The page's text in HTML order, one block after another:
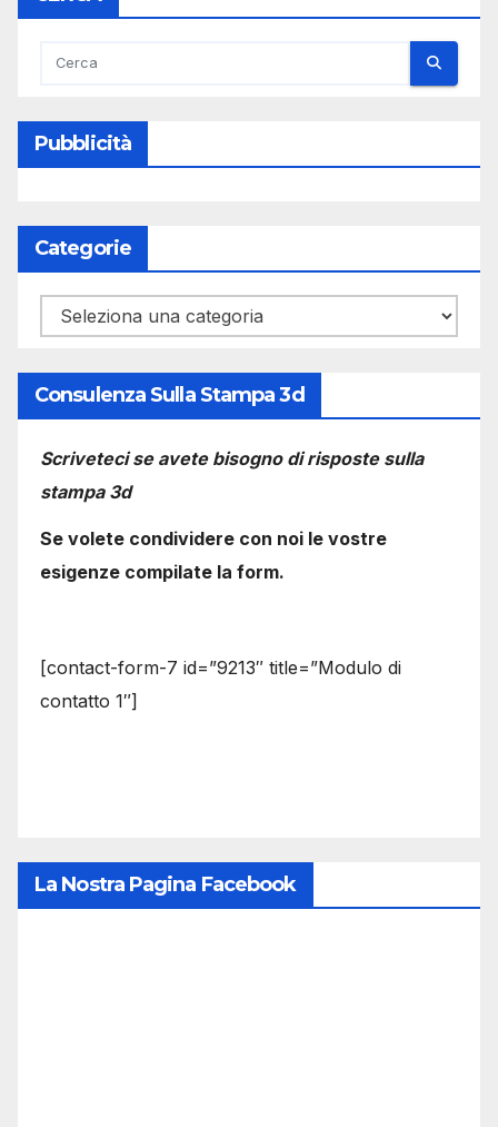
Pubblicità
Categorie
Categorie
Consulenza Sulla Stampa 3d
Scriveteci se avete bisogno di risposte sulla
stampa 3d
Se volete condividere con noi le vostre
esigenze compilate la form.
[contact-form-7 id=”9213″ title=”Modulo di
contatto 1″]
La Nostra Pagina Facebook